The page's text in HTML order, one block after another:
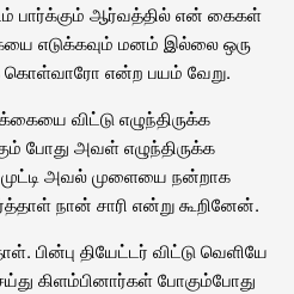
பார்க்கும் ஆர்வத்தில் என் கைகள்
எடுக்கவும் மனம் இல்லை ஒரு
கொள்வாரோ என்ற பயம் வேறு.
விட்டு எழுந்திருக்க
போது அவள் எழுந்திருக்க
அவல் முளையை நன்றாக
நான் சாரி என்று கூறினேன்.
பின்பு தியேட்டர் விட்டு வெளியே
கிளம்பினார்கள் போகும்போது